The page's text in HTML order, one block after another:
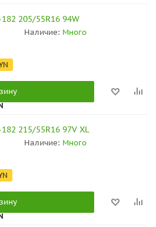
205/55R16 94W
Наличие: Много
215/55R16 97V XL
Наличие: Много